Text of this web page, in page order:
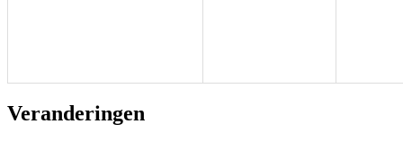
Veranderingen